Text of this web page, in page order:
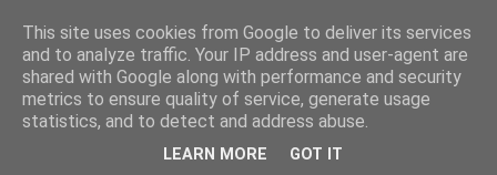
This site uses cookies from Google to deliver its services
and to analyze traffic. Your IP address and user-agent are
shared with Google along with performance and security
metrics to ensure quality of service, generate usage
statistics, and to detect and address abuse.
LEARN MORE GOT IT